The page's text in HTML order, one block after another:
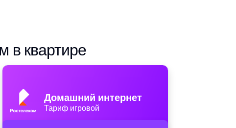
в квартире
Домашний интернет
Тариф игровой